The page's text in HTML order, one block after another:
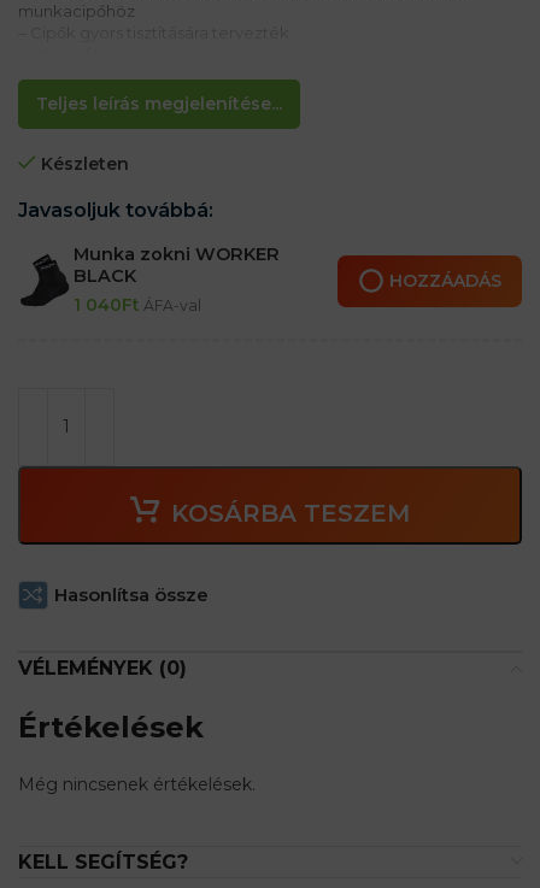
Teljes leírás megjelenítése...
munkacipőhöz
– Frissíti a színeket
Készleten
Javasoljuk továbbá:
Munka zokni WORKER
BLACK
1 040Ft ÁFA-val
HOZZÁADÁS
KOSÁRBA TESZEM
Hasonlítsa össze
VÉLEMÉNYEK (0)
Értékelések
Még nincsenek értékelések.
KELL SEGÍTSÉG?